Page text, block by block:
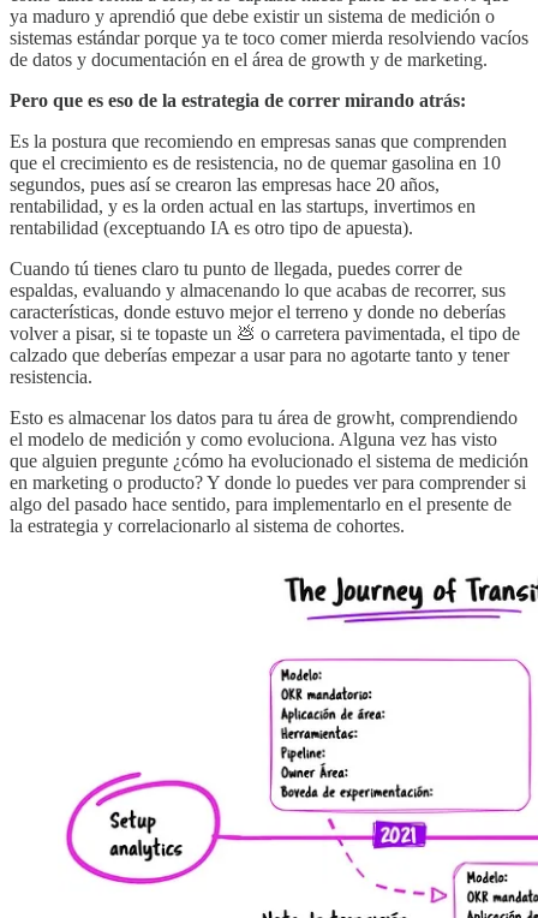
ya maduro y aprendió que debe existir un sistema de medición o
sistemas estándar porque ya te toco comer mierda resolviendo vacíos
de datos y documentación en el área de growth y de marketing.
Pero que es eso de la estrategia de correr mirando atrás:
Es la postura que recomiendo en empresas sanas que comprenden
que el crecimiento es de resistencia, no de quemar gasolina en 10
segundos, pues así se crearon las empresas hace 20 años,
rentabilidad, y es la orden actual en las startups, invertimos en
rentabilidad (exceptuando IA es otro tipo de apuesta).
Cuando tú tienes claro tu punto de llegada, puedes correr de
espaldas, evaluando y almacenando lo que acabas de recorrer, sus
características, donde estuvo mejor el terreno y donde no deberías
volver a pisar, si te topaste un 💩 o carretera pavimentada, el tipo de
calzado que deberías empezar a usar para no agotarte tanto y tener
resistencia.
Esto es almacenar los datos para tu área de growht, comprendiendo
el modelo de medición y como evoluciona. Alguna vez has visto
que alguien pregunte ¿cómo ha evolucionado el sistema de medición
en marketing o producto? Y donde lo puedes ver para comprender si
algo del pasado hace sentido, para implementarlo en el presente de
la estrategia y correlacionarlo al sistema de cohortes.